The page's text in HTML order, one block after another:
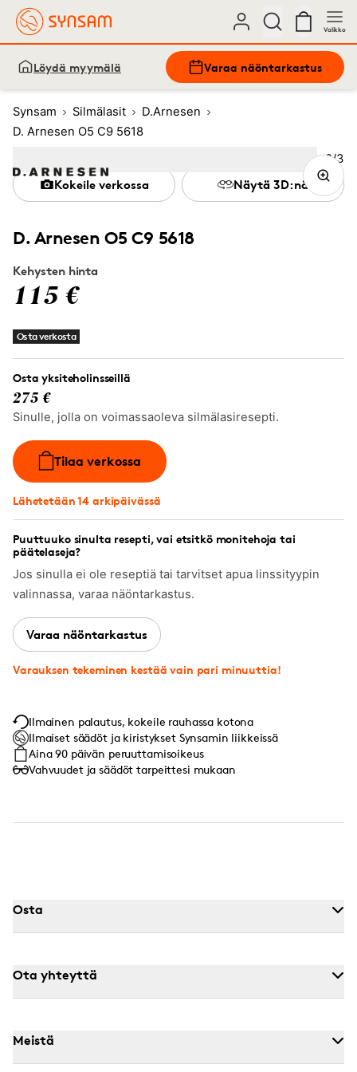
Valikko
Löydä myymälä Varaa näöntarkastus
Synsam Silmälasit
D.Arnesen
D. Arnesen O5 C9 5618
D. Arnesen O5 C9 5618
Kehysten hinta
115 €
Osta verkosta
Osta yksiteholinsseillä
275 €
Sinulle, jolla on voimassaoleva silmälasiresepti.
Tilaa verkossa
Lähetetään 14 arkipäivässä
Puuttuuko sinulta resepti, vai etsitkö monitehoja tai
päätelaseja?
Jos sinulla ei ole reseptiä tai tarvitset apua linssityypin
valinnassa, varaa näöntarkastus.
Varaa näöntarkastus
Varauksen tekeminen kestää vain pari minuuttia!
Kokeile verkossa Näytä 3D:nä
Ilmainen palautus, kokeile rauhassa kotona
Ilmaiset säädöt ja kiristykset Synsamin liikkeissä
Aina 90 päivän peruuttamisoikeus
Vahvuudet ja säädöt tarpeittesi mukaan
Kuva
2/3
Image 1 3
Osta
Ota yhteyttä
Meistä